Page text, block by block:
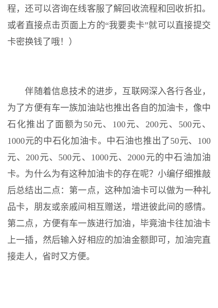
程，还可以咨询在线客服了解回收流程和回收折扣。
或者直接点击页面上方的“我要卖卡”就可以直接提交
卡密换钱了哦！）
伴随着信息技术的进步，互联网深入各行各业，
为了方便有车一族加油站也推出各自的加油卡，像中
石化推出了面额为50元、100元、200元、500元、
1000元的中石化加油卡。中石油也推出了50元、100
元、200元、500元、1000元、2000元的中石油加油
卡。为什么为有这种加油卡的存在呢？小编仔细推敲
后总结出二点：第一点，这种加油卡可以做为一种礼
品卡，朋友或亲戚间相互赠送，增进彼此间的感情。
第二点，方便有车一族进行加油，毕竟油卡往加油卡
上一插，然后输入好相应的加油金额即可，加油完直
接走人，省时又方便。